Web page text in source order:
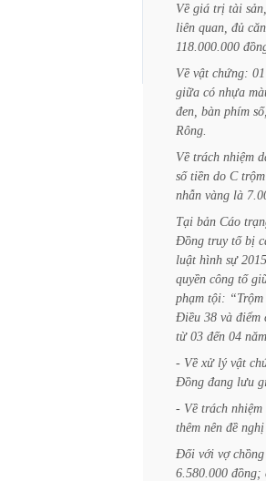
Về giá trị tài sản,
liên quan, đủ căn
118.000.000
Về vật chứng: 01
giữa có nhựa
đen, bàn phím số,
Rông.
Về trách nhiệm
số tiền do C trộm
nhẫn vàng là
Tại bản Cáo
Đồng truy tố bị
luật hình sự 2015
quyền công tố
phạm tội: “Trộm
Điều 38 và điểm
từ 03 đến 04 năm
- Về xử lý vật
Đồng đang lưu
- Về trách nhiệm
thêm nên đề nghị
Đối với vợ chồng
6.580.000 đồng;